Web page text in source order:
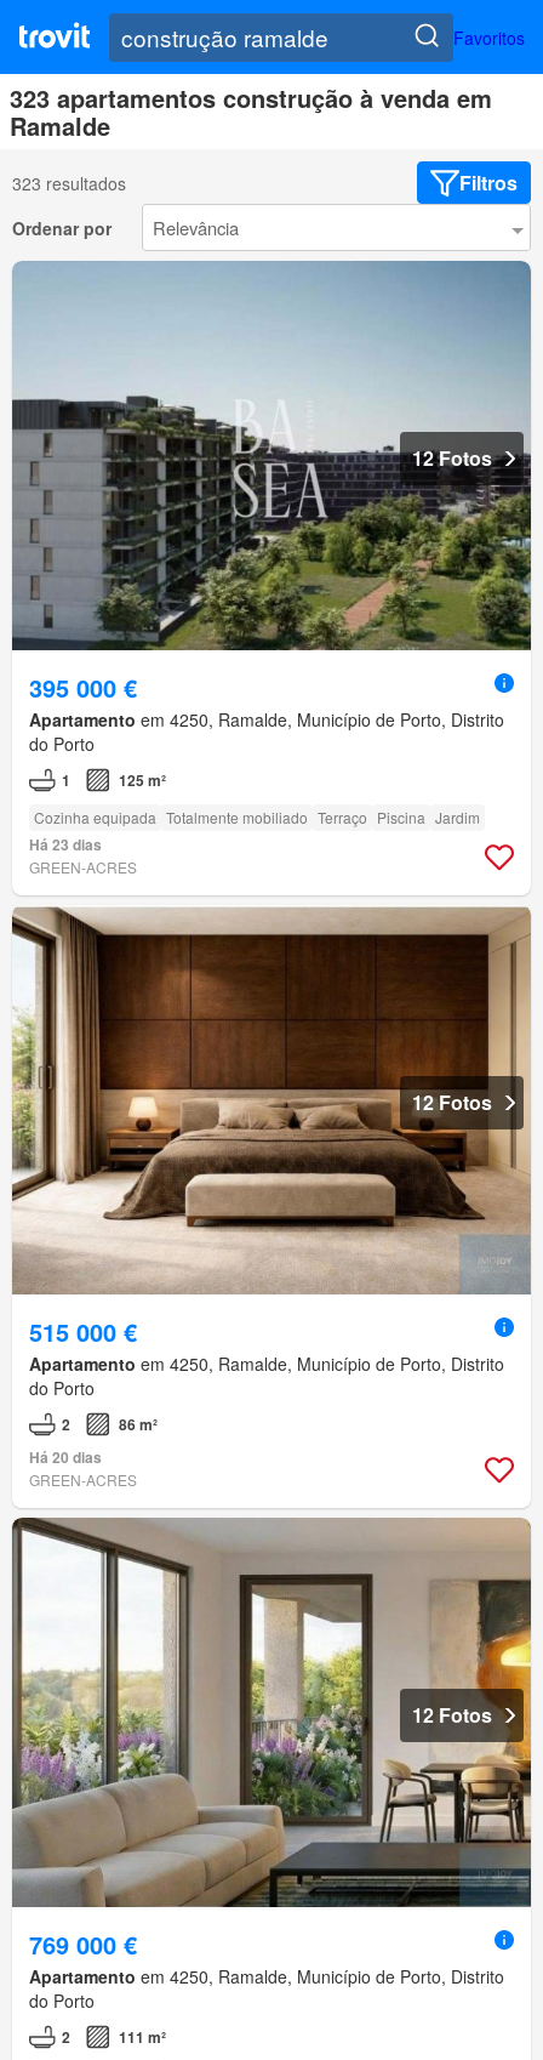
Favoritos
323 apartamentos construção à venda em
Ramalde
323 resultados Filtros
Ordenar por
12 Fotos
395 000 €
Apartamento em 4250, Ramalde, Município de Porto, Distrito
do Porto
1 125 m²
Cozinha equipada Totalmente mobiliado Terraço Piscina Jardim
Há 23 dias
GREEN-ACRES
12 Fotos
515 000 €
Apartamento em 4250, Ramalde, Município de Porto, Distrito
do Porto
2
86 m²
Há 20 dias
GREEN-ACRES
12 Fotos
769 000 €
Apartamento em 4250, Ramalde, Município de Porto, Distrito
do Porto
2 111 m²